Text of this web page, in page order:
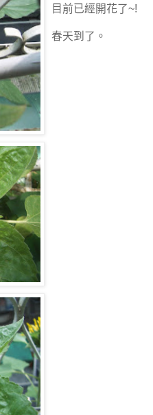
目前已經開花了~!
春天到了。